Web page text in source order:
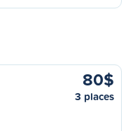
80$
3 places